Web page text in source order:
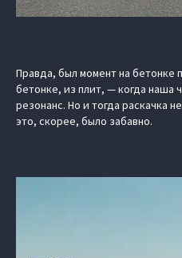
Правда, был момент на бетонке
бетонке, из плит, — когда наша
резонанс. Но и тогда раскачка
это, скорее, было забавно.